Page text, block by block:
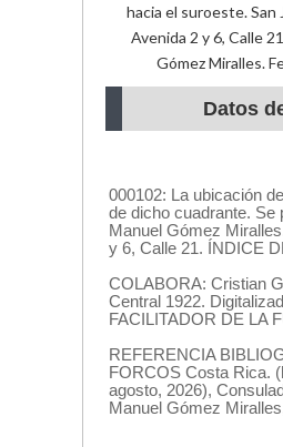
hacia el suroeste. San
Avenida 2 y 6, Calle
Gómez Miralles.
Datos